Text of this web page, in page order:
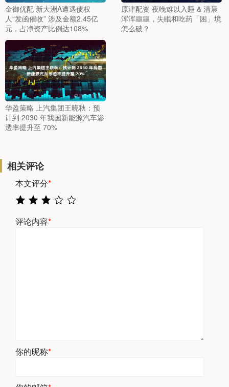
金御优配 新大洲A遭遇债权
人“发函催收” 涉及金额2.45亿
元，占净资产比例达108%
原津配资 夜晚难以入睡 & 清晨
浑浑噩噩，失眠和吃药「困」境
怎么破？
华盈策略 上汽集团王晓秋：预
计到 2030 年我国新能源汽车渗
透率提升至 70%
相关评论
本文评分*
评论内容*
你的昵称*